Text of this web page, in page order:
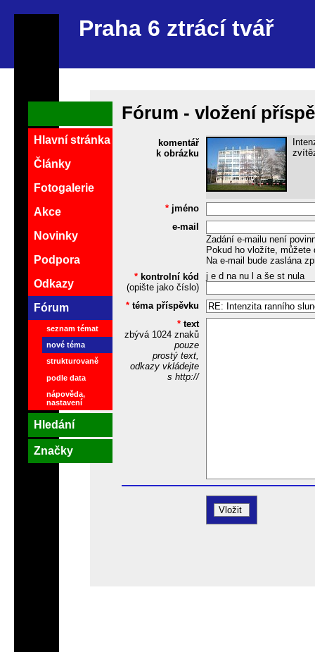
Praha 6 ztrácí tvář
Fórum - vložení
komentář
k obrázku
* jméno
e-mail
Zadání e-mailu není
Pokud ho vložíte,
Na e-mail bude zaslána
* kontrolní kód
(opište jako číslo)
j e d na nu l a še st nula
* téma příspěvku
* text
zbývá 1024znaků
pouze
prostý text,
odkazy vkládejte
s http://
Hlavní stránka
Články
Fotogalerie
Akce
Novinky
Podpora
Odkazy
Fórum
seznam témat
nové téma
strukturovaně
podle data
nápověda,
nastavení
Hledání
Značky